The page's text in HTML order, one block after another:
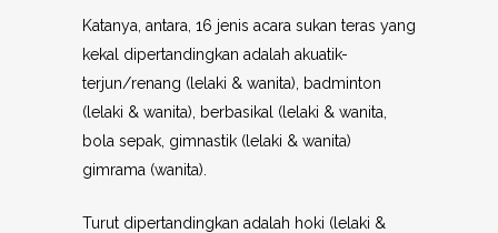
Katanya, antara, 16 jenis acara sukan teras yang
kekal dipertandingkan adalah akuatik-
terjun/renang (lelaki & wanita), badminton
(lelaki & wanita), berbasikal (lelaki & wanita,
bola sepak, gimnastik (lelaki & wanita)
gimrama (wanita).
Turut dipertandingkan adalah hoki (lelaki &